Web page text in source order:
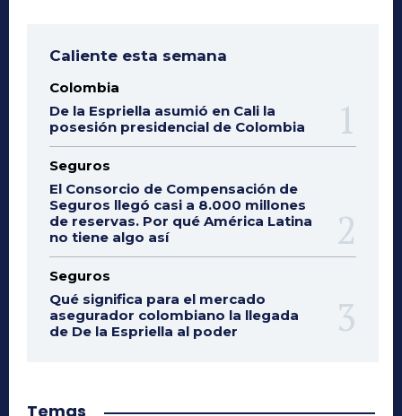
Caliente esta semana
Colombia
De la Espriella asumió en Cali la
posesión presidencial de Colombia
Seguros
El Consorcio de Compensación de
Seguros llegó casi a 8.000 millones
de reservas. Por qué América Latina
no tiene algo así
Seguros
Qué significa para el mercado
asegurador colombiano la llegada
de De la Espriella al poder
Temas